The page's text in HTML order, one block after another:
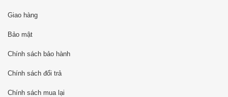
Giao hàng
Bảo mật
Chính sách bảo hành
Chính sách đổi trả
Chính sách mua lại